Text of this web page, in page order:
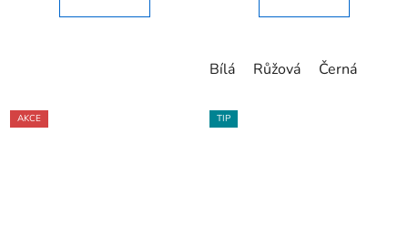
Bílá Růžová Černá
AKCE TIP